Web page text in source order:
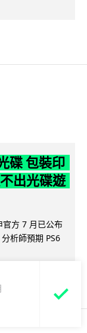
碟 包裝印
出光碟遊
官方 7 月已公布
析師預期 PS6